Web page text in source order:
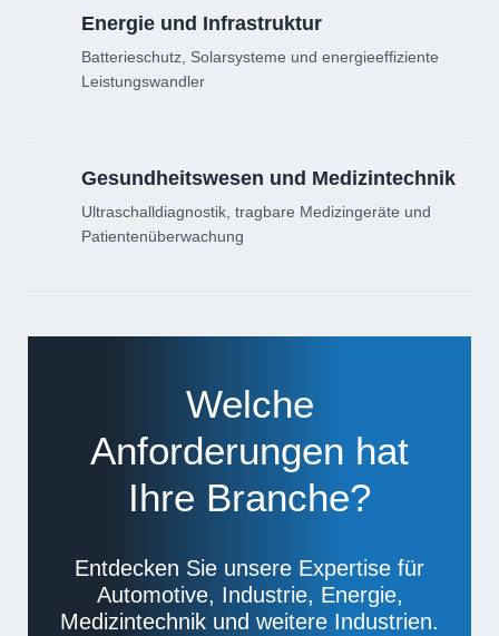
Energie und Infrastruktur
Batterieschutz, Solarsysteme und energieeffiziente
Leistungswandler
Gesundheitswesen und Medizintechnik
Ultraschalldiagnostik, tragbare Medizingeräte und
Patientenüberwachung
Welche
Anforderungen hat
Ihre Branche?
Entdecken Sie unsere Expertise für
Automotive, Industrie, Energie,
Medizintechnik und weitere Industrien.